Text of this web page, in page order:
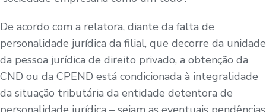
De acordo com a relatora, diante da falta de
personalidade jurídica da filial, que decorre da unidade
da pessoa jurídica de direito privado, a obtenção da
CND ou da CPEND está condicionada à integralidade
da situação tributária da entidade detentora de